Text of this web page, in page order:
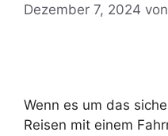
Dezember 7, 2024 von
Wenn es um das
Reisen mit einem